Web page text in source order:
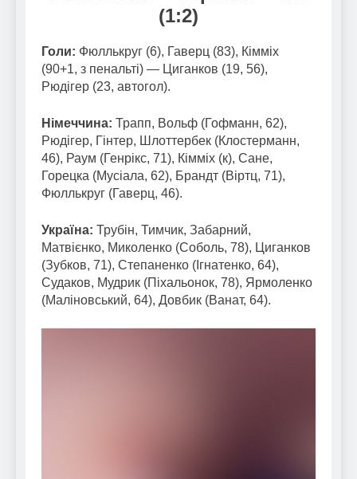
(1:2)
Голи: Фюллькруг (6), Гаверц (83), Кімміх
(90+1, з пенальті) — Циганков (19, 56),
Рюдігер (23, автогол).
Німеччина: Трапп, Вольф (Гофманн, 62),
Рюдігер, Гінтер, Шлоттербек (Клостерманн,
46), Раум (Генрікс, 71), Кімміх (к), Сане,
Горецка (Мусіала, 62), Брандт (Віртц, 71),
Фюллькруг (Гаверц, 46).
Україна: Трубін, Тимчик, Забарний,
Матвієнко, Миколенко (Соболь, 78), Циганков
(Зубков, 71), Степаненко (Ігнатенко, 64),
Судаков, Мудрик (Піхальонок, 78), Ярмоленко
(Маліновський, 64), Довбик (Ванат, 64).